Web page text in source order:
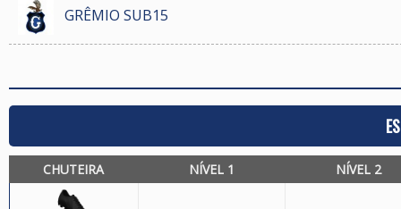
GRÊMIO SUB15
CHUTEIRA NÍVEL 1 NÍVEL 2